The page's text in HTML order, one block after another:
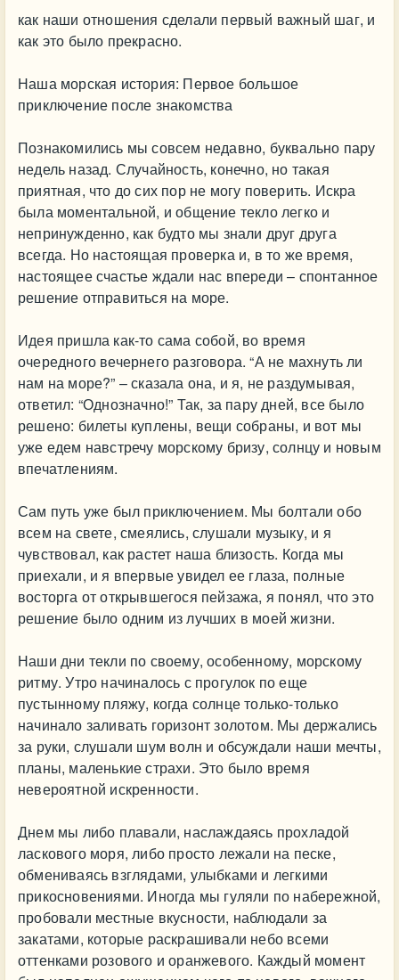
как наши отношения сделали первый важный шаг, и
как это было прекрасно.
Наша морская история: Первое большое
приключение после знакомства
Познакомились мы совсем недавно, буквально пару
недель назад. Случайность, конечно, но такая
приятная, что до сих пор не могу поверить. Искра
была моментальной, и общение текло легко и
непринужденно, как будто мы знали друг друга
всегда. Но настоящая проверка и, в то же время,
настоящее счастье ждали нас впереди – спонтанное
решение отправиться на море.
Идея пришла как-то сама собой, во время
очередного вечернего разговора. “А не махнуть ли
нам на море?” – сказала она, и я, не раздумывая,
ответил: “Однозначно!” Так, за пару дней, все было
решено: билеты куплены, вещи собраны, и вот мы
уже едем навстречу морскому бризу, солнцу и новым
впечатлениям.
Сам путь уже был приключением. Мы болтали обо
всем на свете, смеялись, слушали музыку, и я
чувствовал, как растет наша близость. Когда мы
приехали, и я впервые увидел ее глаза, полные
восторга от открывшегося пейзажа, я понял, что это
решение было одним из лучших в моей жизни.
Наши дни текли по своему, особенному, морскому
ритму. Утро начиналось с прогулок по еще
пустынному пляжу, когда солнце только-только
начинало заливать горизонт золотом. Мы держались
за руки, слушали шум волн и обсуждали наши мечты,
планы, маленькие страхи. Это было время
невероятной искренности.
Днем мы либо плавали, наслаждаясь прохладой
ласкового моря, либо просто лежали на песке,
обмениваясь взглядами, улыбками и легкими
прикосновениями. Иногда мы гуляли по набережной,
пробовали местные вкусности, наблюдали за
закатами, которые раскрашивали небо всеми
оттенками розового и оранжевого. Каждый момент